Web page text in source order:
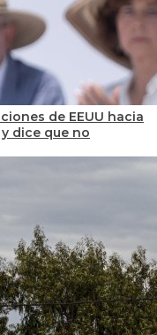
de EEUU hacia
dice que no